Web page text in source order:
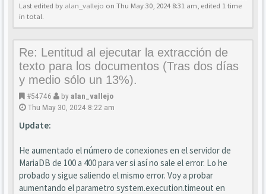
Last edited by alan_vallejo on Thu May 30, 2024 8:31 am, edited 1 time
in total.
Re: Lentitud al ejecutar la extracción de
texto para los documentos (Tras dos días
y medio sólo un 13%).
#54746 by alan_vallejo
Thu May 30, 2024 8:22 am
Update:
He aumentado el número de conexiones en el servidor de
MariaDB de 100 a 400 para ver si así no sale el error. Lo he
probado y sigue saliendo el mismo error. Voy a probar
aumentando el parametro system.execution.timeout en